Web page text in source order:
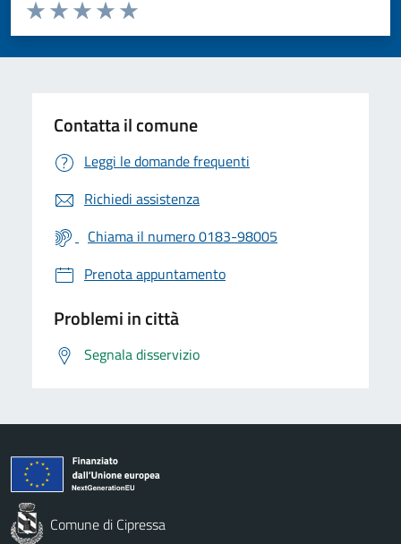
Valuta da 1 a 5 stelle la pagina
Valuta 5 stelle su 5
Valuta 4 stelle su 5
Valuta 3 stelle su 5
Valuta 2 stelle su 5
Valuta 1 stelle su 5
Contatta il comune
Leggi le domande frequenti
Richiedi assistenza
Chiama il numero 0183-98005
Prenota appuntamento
Problemi in città
Segnala disservizio
Comune di Cipressa